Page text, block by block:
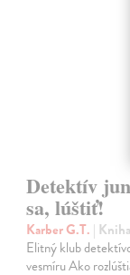
Detektív
sa, lúštiť!
Karber G.T. | Kniha
Elitný klub
vesmíru Ako